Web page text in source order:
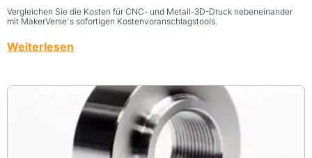
Vergleichen Sie die Kosten für CNC- und Metall-3D-Druck nebeneinander
mit MakerVerse's sofortigen Kostenvoranschlagstools.
Weiterlesen